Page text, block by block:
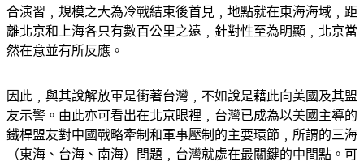
合演習﹐規模之大為冷戰結束後首見﹐地點就在東海海域﹐距
離北京和上海各只有數百公里之遠﹐針對性至為明顯﹐北京當
然在意並有所反應。
因此﹐與其說解放軍是衝著台灣﹐不如說是藉此向美國及其盟
友示警。由此亦可看出在北京眼裡﹐台灣已成為以美國主導的
鐵桿盟友對中國戰略牽制和軍事壓制的主要環節﹐所謂的三海
（東海、台海、南海）問題﹐台灣就處在最關鍵的中間點。可